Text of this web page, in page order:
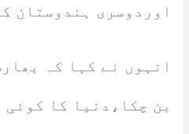
اوردوسری ہندوستان
انہوں نے کہا کہ
بن چکا،دنیا کا